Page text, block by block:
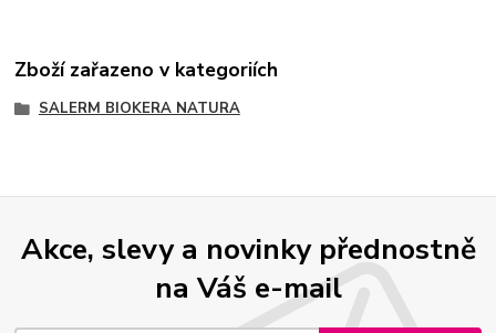
Zboží zařazeno v kategoriích
SALERM BIOKERA NATURA
Akce, slevy a novinky přednostně
na Váš e-mail